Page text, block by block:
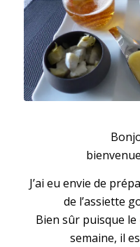
J’ai eu envie de
de l’assiette
Bien sûr puisque le
semaine, il